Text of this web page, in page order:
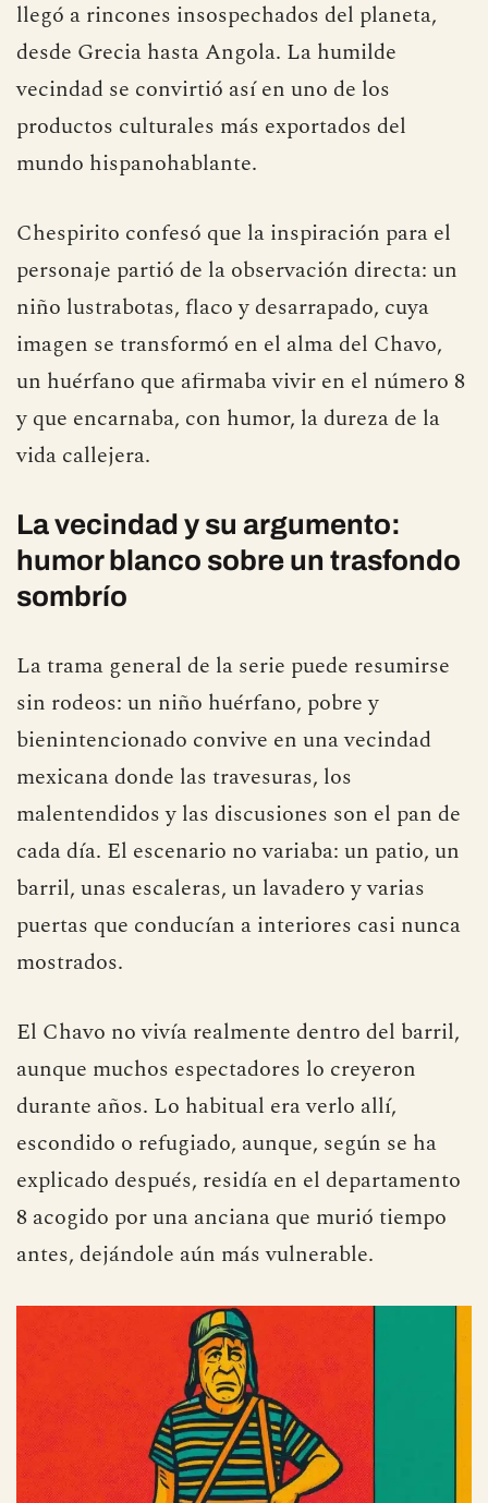
llegó a rincones insospechados del planeta,
desde Grecia hasta Angola. La humilde
vecindad se convirtió así en uno de los
productos culturales más exportados del
mundo hispanohablante.
Chespirito confesó que la inspiración para el
personaje partió de la observación directa: un
niño lustrabotas, flaco y desarrapado, cuya
imagen se transformó en el alma del Chavo,
un huérfano que afirmaba vivir en el número 8
y que encarnaba, con humor, la dureza de la
vida callejera.
La vecindad y su argumento:
humor blanco sobre un trasfondo
sombrío
La trama general de la serie puede resumirse
sin rodeos: un niño huérfano, pobre y
bienintencionado convive en una vecindad
mexicana donde las travesuras, los
malentendidos y las discusiones son el pan de
cada día. El escenario no variaba: un patio, un
barril, unas escaleras, un lavadero y varias
puertas que conducían a interiores casi nunca
mostrados.
El Chavo no vivía realmente dentro del barril,
aunque muchos espectadores lo creyeron
durante años. Lo habitual era verlo allí,
escondido o refugiado, aunque, según se ha
explicado después, residía en el departamento
8 acogido por una anciana que murió tiempo
antes, dejándole aún más vulnerable.